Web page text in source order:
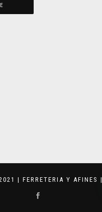
| FERRETERIA Y AFINES |